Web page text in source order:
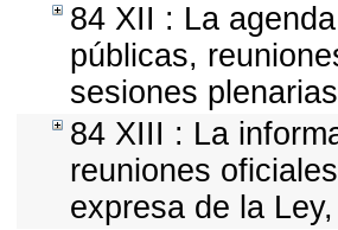
84 XII : La
públicas,
sesiones
84 XIII : La
reuniones
expresa de la